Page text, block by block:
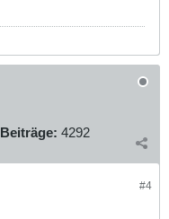
Beiträge: 4292
#4